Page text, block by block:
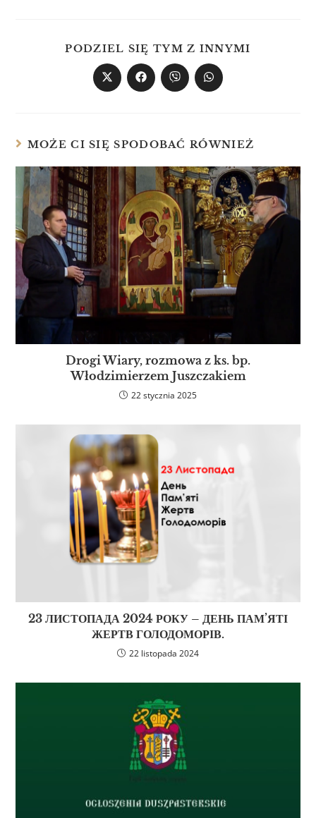
PODZIEL SIĘ TYM Z INNYMI
MOŻE CI SIĘ SPODOBAĆ RÓWNIEŻ
Drogi Wiary, rozmowa z ks. bp.
Włodzimierzem Juszczakiem
22 stycznia 2025
23 ЛИСТОПАДА 2024 РОКУ – ДЕНЬ ПАМ’ЯТІ
ЖЕРТВ ГОЛОДОМОРІВ.
22 listopada 2024